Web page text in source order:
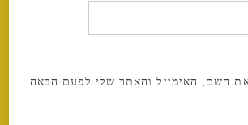
השם, האימייל והאתר שלי לפעם הבאה